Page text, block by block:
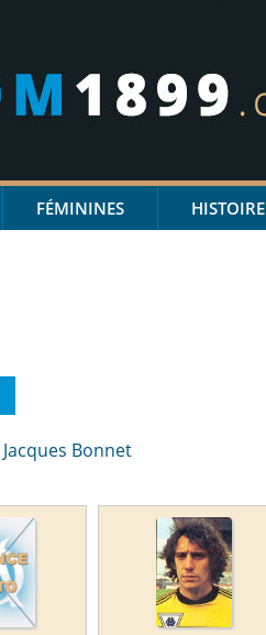
FÉMININES HISTOIRE
Jacques Bonnet